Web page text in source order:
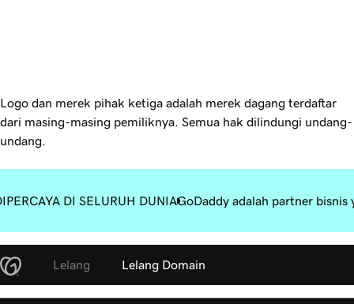
Logo dan merek pihak ketiga adalah merek dagang terdaftar
dari masing-masing pemiliknya. Semua hak dilindungi undang-
undang.
DI SELURUH DUNIAGoDaddy adalah partner bisnis
Lelang Lelang Domain